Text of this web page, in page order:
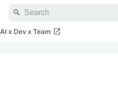
search
AI x Dev x Team open_in_new